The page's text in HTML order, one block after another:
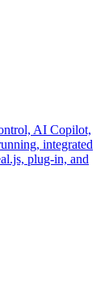
AI Copilot,
integrated
plug-in, and